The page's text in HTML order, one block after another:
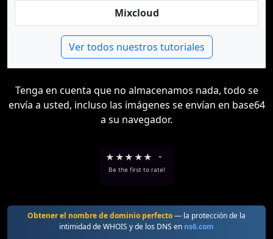
Mixcloud
Ver todos nuestros tutoriales
Tenga en cuenta que no almacenamos nada, todo se
envía a usted, incluso las imágenes se envían en base64
a su navegador.
★ ★★ ★★ -
Be the first to rate!
Obtener el nombre de dominio perfecto— la protección de la
intimidad de WHOIS y de los DNS en ns6.com